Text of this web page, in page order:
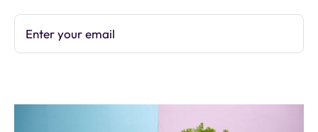
Enter your email